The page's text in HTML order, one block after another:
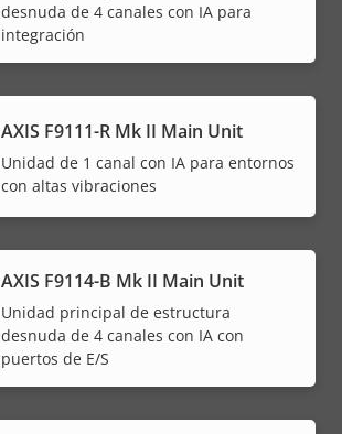
desnuda de 4 canales con IA para
integración
AXIS F9111-R Mk II Main Unit
Unidad de 1 canal con IA para entornos
con altas vibraciones
AXIS F9114-B Mk II Main Unit
Unidad principal de estructura
desnuda de 4 canales con IA con
puertos de E/S